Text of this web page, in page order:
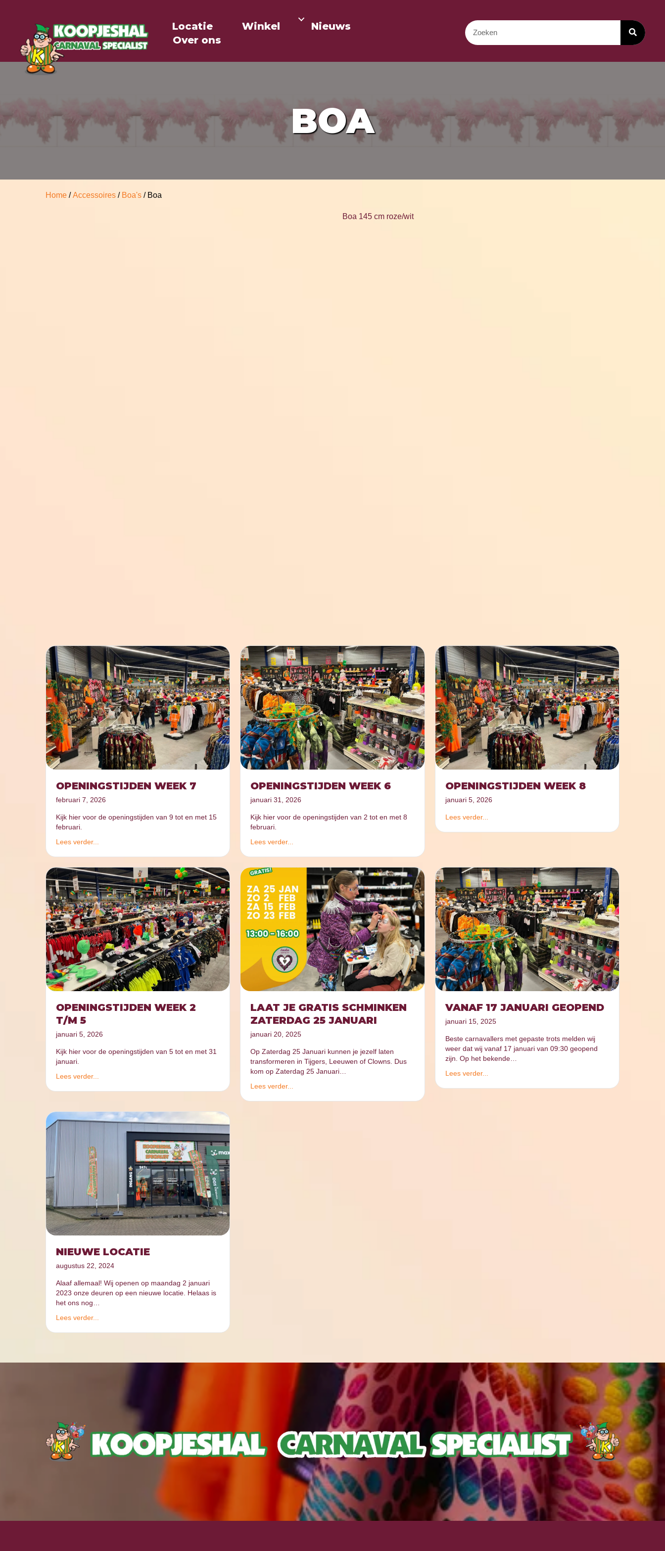
Locatie Winkel
Nieuws
Over ons
BOA
Home /Accessoires / Boa's / Boa
Boa 145 cm roze/wit
OPENINGSTIJDEN WEEK 7
februari 7, 2026
Kijk hier voor de openingstijden van 9 tot en met 15
februari.
Lees verder...
OPENINGSTIJDEN WEEK 6
januari 31, 2026
Kijk hier voor de openingstijden van 2 tot en met 8
februari.
Lees verder...
OPENINGSTIJDEN WEEK 8
januari 5, 2026
Lees verder...
OPENINGSTIJDEN WEEK 2
T/M 5
januari 5, 2026
Kijk hier voor de openingstijden van 5 tot en met 31
januari.
Lees verder...
LAAT JE GRATIS SCHMINKEN
ZATERDAG 25 JANUARI
januari 20, 2025
Op Zaterdag 25 Januari kunnen je jezelf laten
transformeren in Tijgers, Leeuwen of Clowns. Dus
kom op Zaterdag 25 Januari…
Lees verder...
VANAF 17 JANUARI GEOPEND
januari 15, 2025
Beste carnavallers met gepaste trots melden wij
weer dat wij vanaf 17 januari van 09:30 geopend
zijn. Op het bekende…
Lees verder...
NIEUWE LOCATIE
augustus 22, 2024
Alaaf allemaal! Wij openen op maandag 2 januari
2023 onze deuren op een nieuwe locatie. Helaas is
het ons nog…
Lees verder...